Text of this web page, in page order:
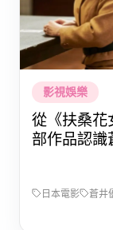
影視娛樂
從《扶桑花
部作品認識
日本電影 蒼井